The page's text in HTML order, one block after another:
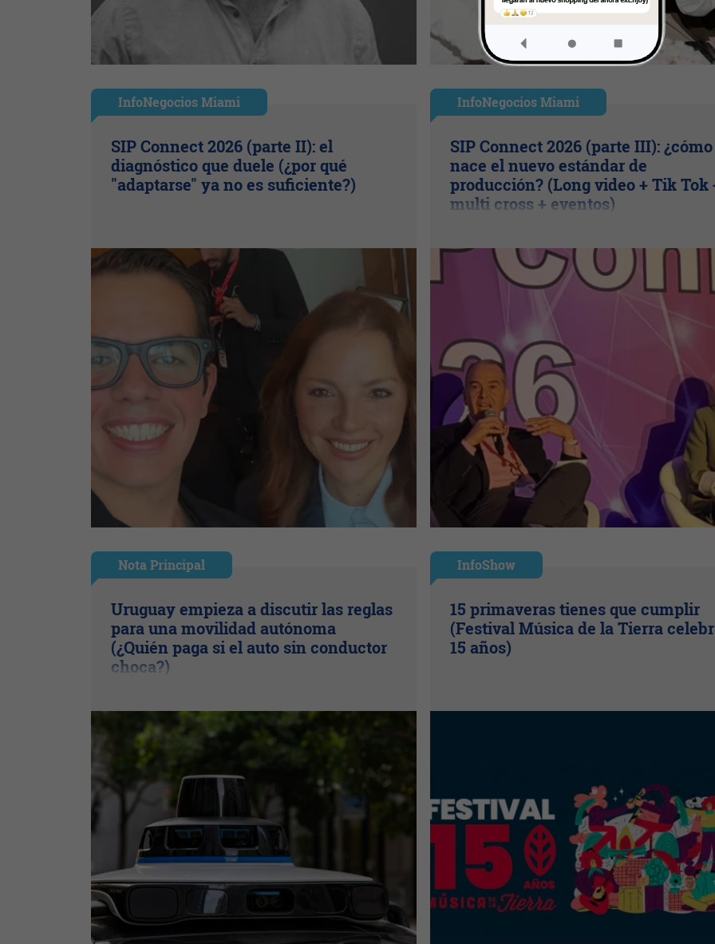
InfoNegocios Miami
SIP Connect 2026 (parte II): el
diagnóstico que duele (¿por qué
"adaptarse" ya no es suficiente?)
InfoNegocios Miami
SIP Connect 2026 (parte III): ¿cómo
nace el nuevo estándar de
producción? (Long video + Tik Tok
multi cross + eventos)
Nota Principal
Uruguay empieza a discutir las reglas
para una movilidad autónoma
(¿Quién paga si el auto sin conductor
choca?)
InfoShow
15 primaveras tienes que cumplir
(Festival Música de la Tierra
15 años)